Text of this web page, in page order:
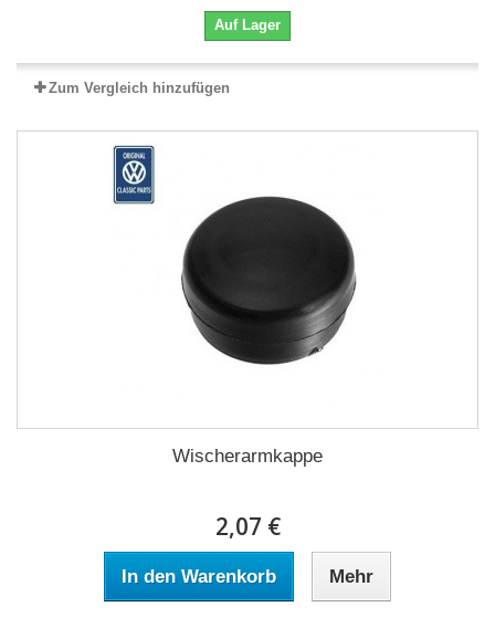
Auf Lager
Zum Vergleich hinzufügen
Wischerarmkappe
2,07 €
In den Warenkorb Mehr